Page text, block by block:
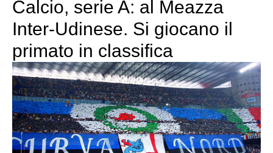
Calcio, serie A: al Meazza
Inter-Udinese. Si giocano il
primato in classifica